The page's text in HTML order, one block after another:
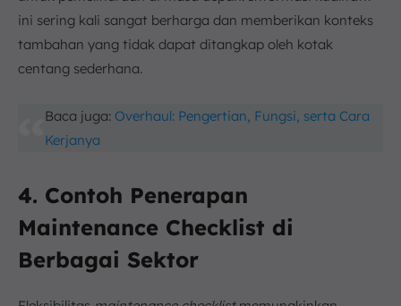
ini sering kali sangat berharga dan memberikan konteks
tambahan yang tidak dapat ditangkap oleh kotak
centang sederhana.
Baca juga: Overhaul: Pengertian, Fungsi, serta Cara
Kerjanya
4. Contoh Penerapan
Maintenance Checklist di
Berbagai Sektor